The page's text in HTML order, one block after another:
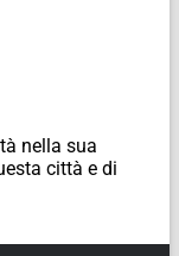
nella sua
città e di